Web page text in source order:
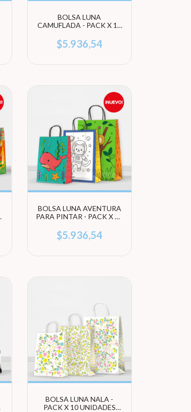
BOLSA LUNA
CAMUFLADA - PACK X 10
TAMAÑO)
$5.936,54
BOLSA LUNA AVENTURA
PARA PINTAR - PACK X 10
TAMAÑO)
$5.936,54
BOLSA LUNA NALA -
PACK X 10 UNIDADES